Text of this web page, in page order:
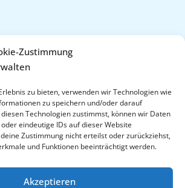
Zustimmung
zu bieten, verwenden wir Technologien wie
zu speichern und/oder darauf
Technologien zustimmst, können wir Daten
eindeutige IDs auf dieser Website
Zustimmung nicht erteilst oder zurückziehst,
und Funktionen beeinträchtigt werden.
Akzeptieren